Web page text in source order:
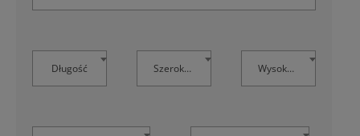
Długość Szerokość Wysokość